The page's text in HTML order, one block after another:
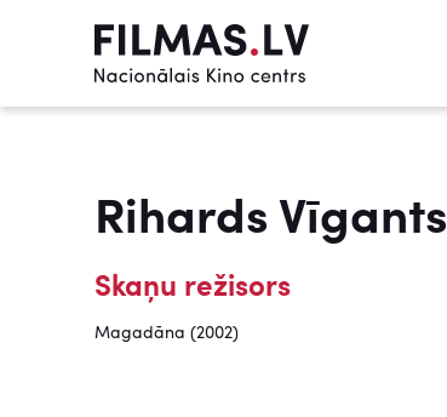
Rihards Vīgants
Skaņu režisors
Magadāna (2002)